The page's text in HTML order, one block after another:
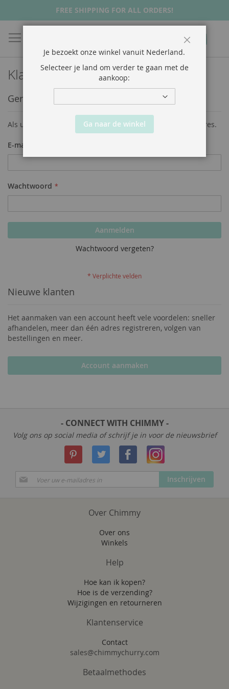
FREE SHIPPING FOR ALL ORDERS!
Zoek
Klant Login
Geregistreerde klanten
Als u een account hebt, meld u dan aan met uw e-mailadres.
E-mailadres
Wachtwoord
Aanmelden
Wachtwoord vergeten?
Nieuwe klanten
Het aanmaken van een account heeft vele voordelen: sneller
afhandelen, meer dan één adres registreren, volgen van
bestellingen en meer.
Account aanmaken
- CONNECT WITH CHIMMY -
Volg ons op social media of schrijf je in voor de nieuwsbrief
Abonneer
u
Inschrijven
Over Chimmy
Over ons
Winkels
Help
Hoe kan ik kopen?
Hoe is de verzending?
Wijzigingen en retourneren
Klantenservice
Contact
sales@chimmychurry.com
Betaalmethodes
Je bezoekt onze winkel vanuit Nederland.
Selecteer je land om verder te gaan met de
aankoop:
Ga naar de winkel